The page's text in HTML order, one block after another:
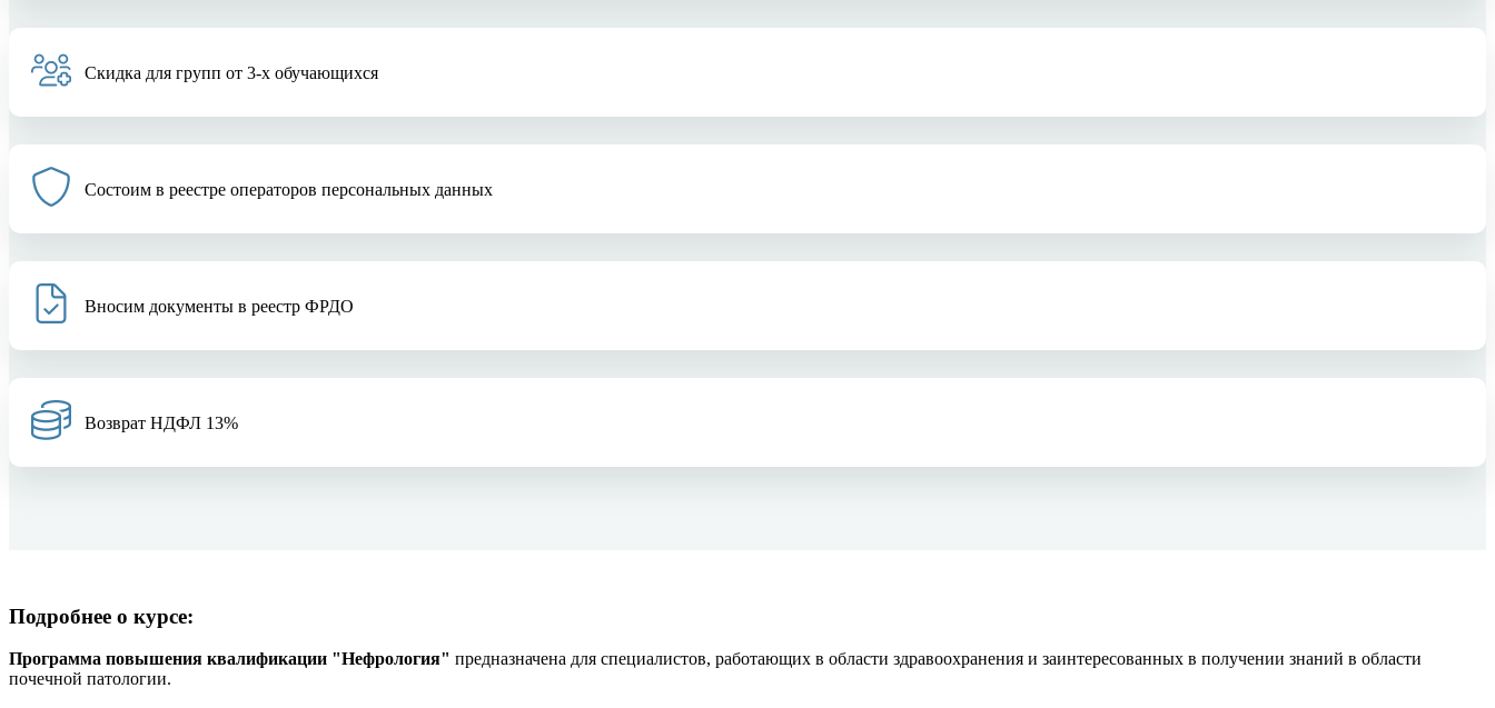
Скидка для групп от 3-х обучающихся
Состоим в реестре операторов персональных данных
Вносим документы в реестр ФРДО
Возврат НДФЛ 13%
Подробнее о курсе:
Программа повышения квалификации "Нефрология" предназначена для специалистов, работающих в области здравоохранения и заинтересованных в получении знаний в области
почечной патологии.